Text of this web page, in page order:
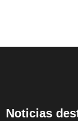
Noticias